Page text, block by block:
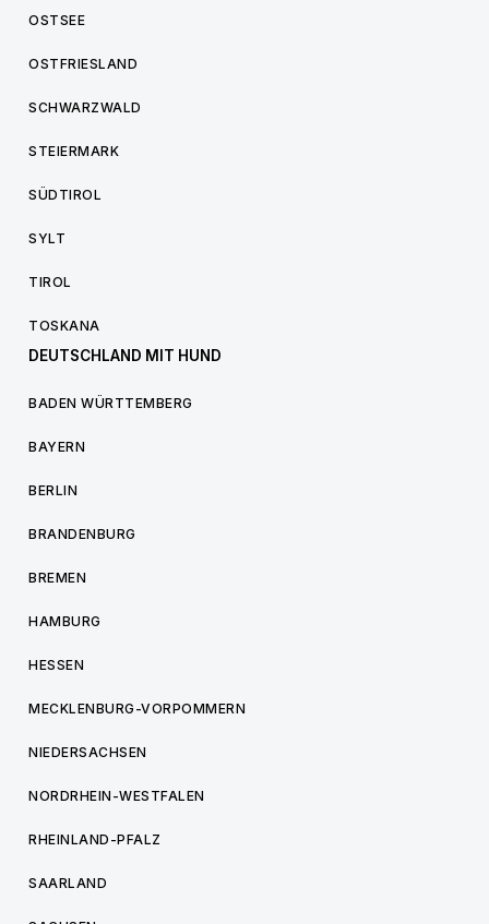
OSTSEE
OSTFRIESLAND
SCHWARZWALD
STEIERMARK
SÜDTIROL
SYLT
TIROL
TOSKANA
DEUTSCHLAND MIT HUND
BADEN WÜRTTEMBERG
BAYERN
BERLIN
BRANDENBURG
BREMEN
HAMBURG
HESSEN
MECKLENBURG-VORPOMMERN
NIEDERSACHSEN
NORDRHEIN-WESTFALEN
RHEINLAND-PFALZ
SAARLAND